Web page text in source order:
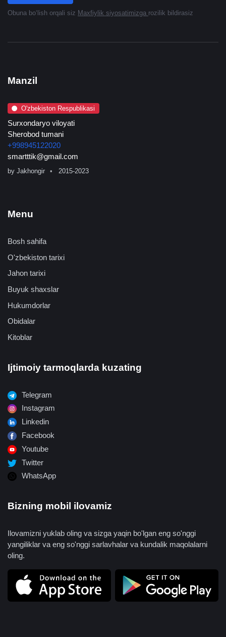
Obuna boʻlish orqali siz Maxfiylik siyosatimizga rozilik bildirasiz
Manzil
O'zbekiston Respublikasi
Surxondaryo viloyati
Sherobod tumani
+998945122020
smartttik@gmail.com
by Jakhongir 2015-2023
Menu
Bosh sahifa
O'zbekiston tarixi
Jahon tarixi
Buyuk shaxslar
Hukumdorlar
Obidalar
Kitoblar
Ijtimoiy tarmoqlarda kuzating
Telegram
Instagram
Linkedin
Facebook
Youtube
Twitter
WhatsApp
Bizning mobil ilovamiz
Ilovamizni yuklab oling va sizga yaqin bo'lgan eng so'nggi
yangiliklar va eng so'nggi sarlavhalar va kundalik maqolalarni
oling.